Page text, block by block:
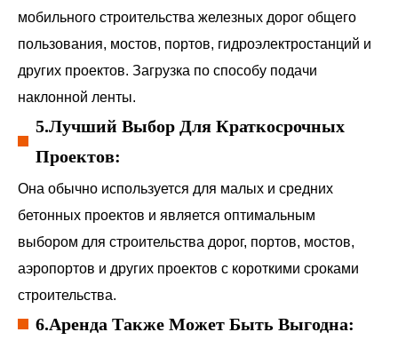
мобильного строительства железных дорог общего
пользования, мостов, портов, гидроэлектростанций и
других проектов. Загрузка по способу подачи
наклонной ленты.
5.Лучший Выбор Для Краткосрочных
Проектов:
Она обычно используется для малых и средних
бетонных проектов и является оптимальным
выбором для строительства дорог, портов, мостов,
аэропортов и других проектов с короткими сроками
строительства.
6.Аренда Также Может Быть Выгодна: